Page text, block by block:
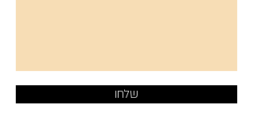
שלחו